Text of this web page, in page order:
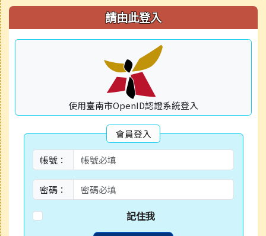
右邊區域內容 請由此登入
使用臺南市OpenID認證系統登入
會員登入
帳號：
密碼：
記住我